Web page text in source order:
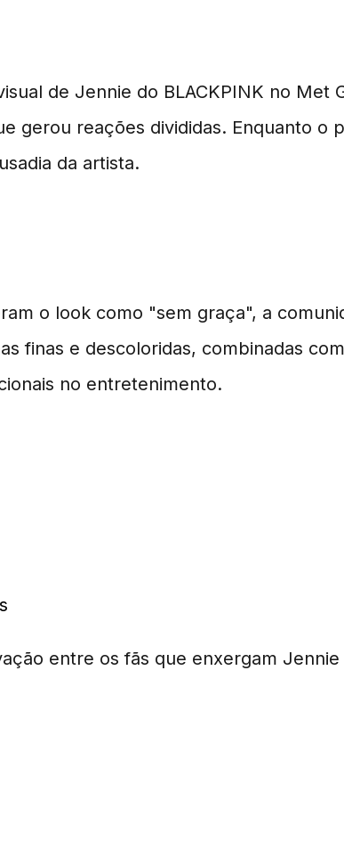
de Jennie do BLACKPINK no Met
gerou reações divididas. Enquanto o
da artista.
o look como "sem graça", a
finas e descoloridas, combinadas
no entretenimento.
entre os fãs que enxergam